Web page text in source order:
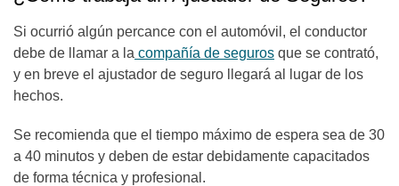
Si ocurrió algún percance con el automóvil, el conductor
debe de llamar a la compañía de seguros que se contrató,
y en breve el ajustador de seguro llegará al lugar de los
hechos.
Se recomienda que el tiempo máximo de espera sea de 30
a 40 minutos y deben de estar debidamente capacitados
de forma técnica y profesional.